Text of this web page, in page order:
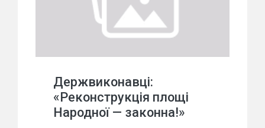
Держвиконавці:
«Реконструкція площі
Народної — законна!»